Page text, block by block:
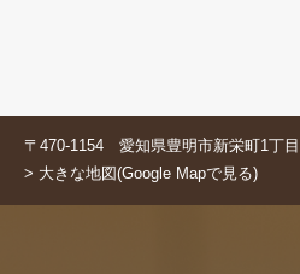
〒470-1154 愛知県豊明市新栄町1丁
> 大きな地図(Google Mapで見る)